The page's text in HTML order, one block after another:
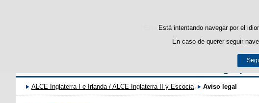
Esta web utiliza cookies propias para
Puede
Está intentando navegar por el
En caso de querer seguir
ALCE Inglaterra I e Irlanda / ALCE Inglaterra II y Escocia Aviso legal